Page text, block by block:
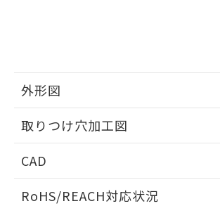
外形図
取りつけ穴加工図
CAD
ドすることができます。
RoHS/REACH対応状況
※本証明書は発行日時点で非含有
るもので、過去に遡って非含有を証
また、RoHS指令のフタル酸エス
物質の対応では、対応完了までの期
荷製品に未対応品が混在すること
既に当社にて対応品への在庫切
していることから、特段のことがな
り、2022年1月12日より割愛してお